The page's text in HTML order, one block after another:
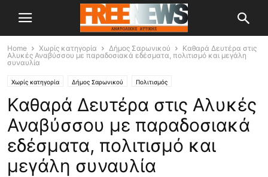
Home Χωρίς κατηγορία Δήμος Σαρωνικού
Καθαρά Δευτέρα στις
Αλυκές Αναβύσσου με παραδοσιακά εδέσματα, πολιτισμό και μεγάλη
συναυλία
Χωρίς κατηγορία Δήμος Σαρωνικού Πολιτισμός
Καθαρά Δευτέρα στις Αλυκές
Αναβύσσου με παραδοσιακά
εδέσματα, πολιτισμό και
μεγάλη συναυλία